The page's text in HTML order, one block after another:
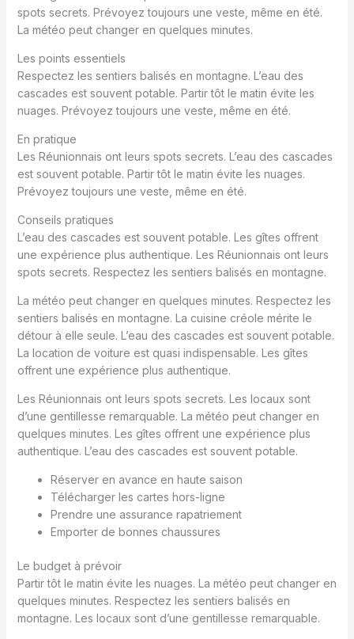
spots secrets. Prévoyez toujours une veste, même en été.
La météo peut changer en quelques minutes.
Les points essentiels
Respectez les sentiers balisés en montagne. L’eau des
cascades est souvent potable. Partir tôt le matin évite les
nuages. Prévoyez toujours une veste, même en été.
En pratique
Les Réunionnais ont leurs spots secrets. L’eau des cascades
est souvent potable. Partir tôt le matin évite les nuages.
Prévoyez toujours une veste, même en été.
Conseils pratiques
L’eau des cascades est souvent potable. Les gîtes offrent
une expérience plus authentique. Les Réunionnais ont leurs
spots secrets. Respectez les sentiers balisés en montagne.
La météo peut changer en quelques minutes. Respectez les
sentiers balisés en montagne. La cuisine créole mérite le
détour à elle seule. L’eau des cascades est souvent potable.
La location de voiture est quasi indispensable. Les gîtes
offrent une expérience plus authentique.
Les Réunionnais ont leurs spots secrets. Les locaux sont
d’une gentillesse remarquable. La météo peut changer en
quelques minutes. Les gîtes offrent une expérience plus
authentique. L’eau des cascades est souvent potable.
Réserver en avance en haute saison
Télécharger les cartes hors-ligne
Prendre une assurance rapatriement
Emporter de bonnes chaussures
Le budget à prévoir
Partir tôt le matin évite les nuages. La météo peut changer en
quelques minutes. Respectez les sentiers balisés en
montagne. Les locaux sont d’une gentillesse remarquable.